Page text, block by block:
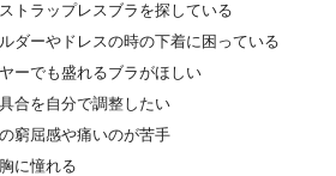
トラップレスブラを探している
ダーやドレスの時の下着に困っている
ーでも盛れるブラがほしい
合を自分で調整したい
窮屈感や痛いのが苦手
に憧れる